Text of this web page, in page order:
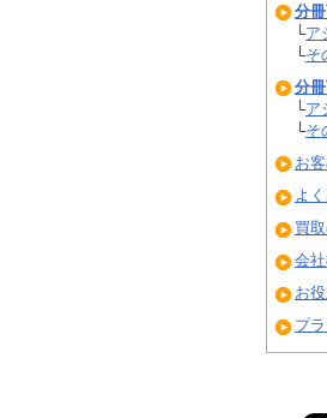
分
└ア
└そ
分
└ア
└そ
お
よ
買
会
お
プ